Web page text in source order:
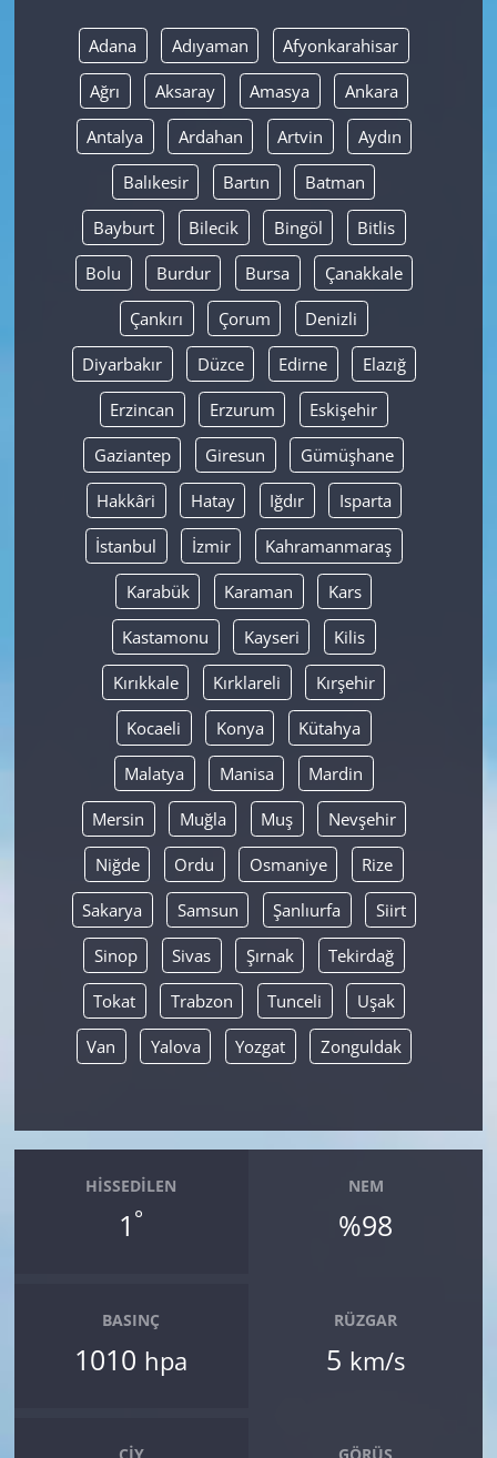
Adana Adıyaman Afyonkarahisar
Ağrı Aksaray Amasya Ankara
Antalya Ardahan Artvin Aydın
Balıkesir Bartın Batman
Bayburt Bilecik Bingöl Bitlis
Bolu Burdur Bursa Çanakkale
Çankırı Çorum Denizli
Diyarbakır Düzce Edirne Elazığ
Erzincan Erzurum Eskişehir
Gaziantep Giresun Gümüşhane
Hakkâri Hatay Iğdır Isparta
İstanbul İzmir Kahramanmaraş
Karabük Karaman Kars
Kastamonu Kayseri Kilis
Kırıkkale Kırklareli Kırşehir
Kocaeli Konya Kütahya
Malatya Manisa Mardin
Mersin Muğla Muş Nevşehir
Niğde Ordu Osmaniye Rize
Sakarya Samsun Şanlıurfa Siirt
Sinop Sivas Şırnak Tekirdağ
Tokat Trabzon Tunceli Uşak
Van Yalova Yozgat Zonguldak
HISSEDILEN
1 °
NEM
%98
BASINÇ
1010 hpa
RÜZGAR
5 km/s